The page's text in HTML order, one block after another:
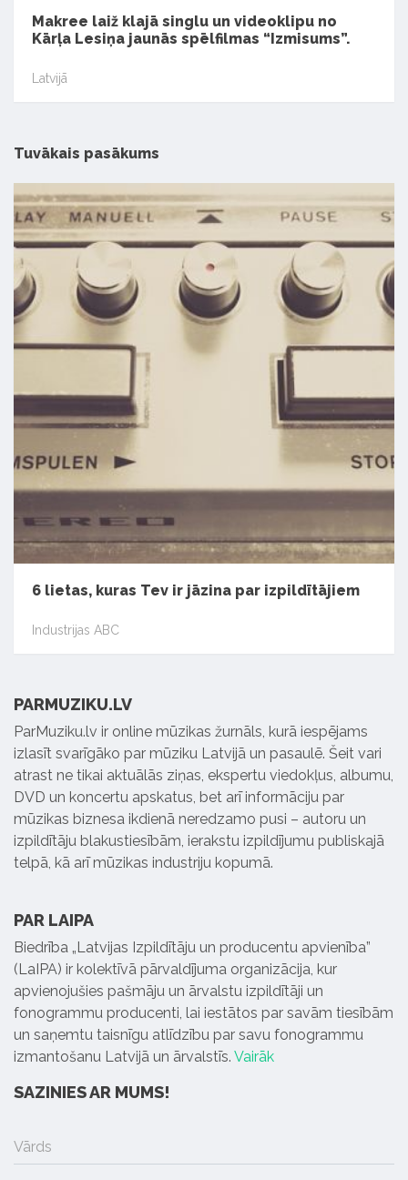
Makree laiž klajā singlu un videoklipu no
Kārļa Lesiņa jaunās spēlfilmas “Izmisums”.
Latvijā
Tuvākais pasākums
6 lietas, kuras Tev ir jāzina par izpildītājiem
Industrijas ABC
PARMUZIKU.LV
ParMuziku.lv ir online mūzikas žurnāls, kurā iespējams
izlasīt svarīgāko par mūziku Latvijā un pasaulē. Šeit vari
atrast ne tikai aktuālās ziņas, ekspertu viedokļus, albumu,
DVD un koncertu apskatus, bet arī informāciju par
mūzikas biznesa ikdienā neredzamo pusi – autoru un
izpildītāju blakustiesībām, ierakstu izpildījumu publiskajā
telpā, kā arī mūzikas industriju kopumā.
PAR LAIPA
Biedrība „Latvijas Izpildītāju un producentu apvienība”
(LaIPA) ir kolektīvā pārvaldījuma organizācija, kur
apvienojušies pašmāju un ārvalstu izpildītāji un
fonogrammu producenti, lai iestātos par savām tiesībām
un saņemtu taisnīgu atlīdzību par savu fonogrammu
izmantošanu Latvijā un ārvalstīs. Vairāk
SAZINIES AR MUMS!
Vārds